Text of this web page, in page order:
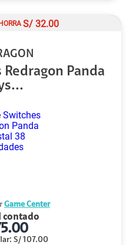
S/ 32.00
Panda
Game Center
contado
: S/ 107.00